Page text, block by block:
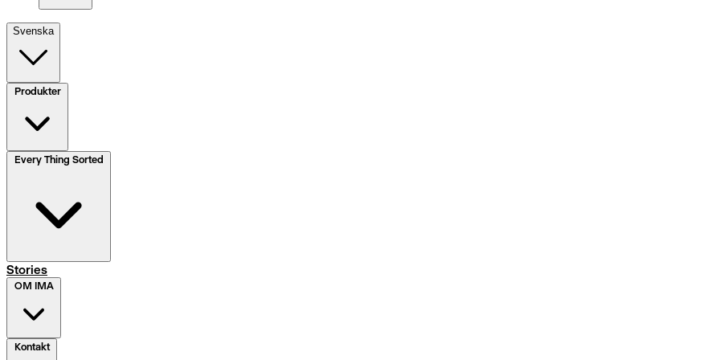
Svenska
Produkter
Stories
OM IMA
Kontakt